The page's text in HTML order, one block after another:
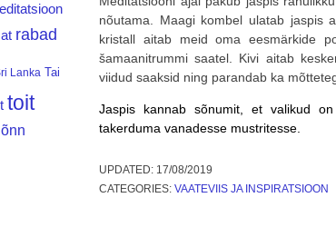
nõutama. Maagi kombel ulatab jaspis
kristall aitab meid oma eesmärkide
šamaanitrummi saatel. Kivi aitab
viidud saaksid ning parandab ka
Jaspis kannab sõnumit, et valikud
takerduma vanadesse mustritesse.
UPDATED: 17/08/2019
CATEGORIES: VAATEVIIS JA INSPIRATSIOON
rabad
Lanka Tai
toit
õnn